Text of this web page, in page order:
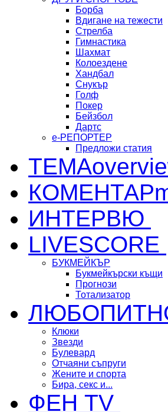
Борба
Вдигане на тежести
Стрелба
Гимнастика
Шахмат
Колоездене
Хандбал
Снукър
Голф
Покер
Бейзбол
Дартс
е-РЕПОРТЕР
Предложи статия
ТЕМА
КОМЕНТАР
ИНТЕРВЮ
LIVESCORE
БУКМЕЙКЪР
Букмейкърски къщи
Прогнози
Тотализатор
Клюки
Звезди
Булевард
Отчаяни съпруги
Жените и спорта
Бира, секс и...
ФЕН TV